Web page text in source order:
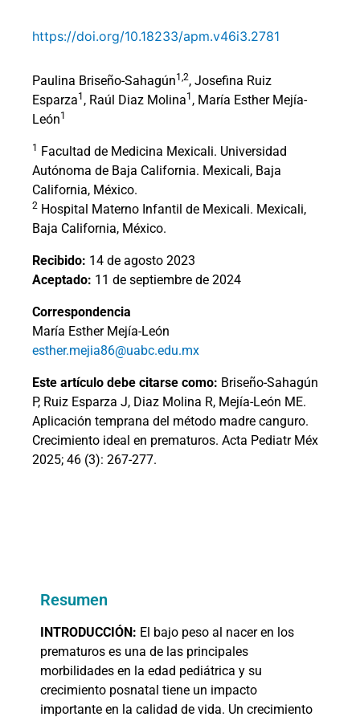
https://doi.org/10.18233/apm.v46i3.2781
Paulina Briseño-Sahagún1,2, Josefina Ruiz
Esparza1 , Raúl Diaz Molina1 , María Esther Mejía-
León1
1
Facultad de Medicina Mexicali. Universidad
Autónoma de Baja California. Mexicali, Baja
California, México.
2 Hospital Materno Infantil de Mexicali. Mexicali,
Baja California, México.
Recibido: 14 de agosto 2023
Aceptado: 11 de septiembre de 2024
Correspondencia
María Esther Mejía-León
esther.mejia86@uabc.edu.mx
Este artículo debe citarse como: Briseño-Sahagún
P, Ruiz Esparza J, Diaz Molina R, Mejía-León ME.
Aplicación temprana del método madre canguro.
Crecimiento ideal en prematuros. Acta Pediatr Méx
2025; 46 (3): 267-277.
Resumen
INTRODUCCIÓN: El bajo peso al nacer en los
prematuros es una de las principales
morbilidades en la edad pediátrica y su
crecimiento posnatal tiene un impacto
importante en la calidad de vida. Un crecimiento